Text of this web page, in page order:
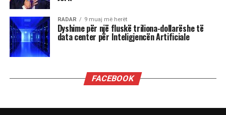
Çdo shenjë do ta ndjejë këtë energji ndryshe nga
përplasjet emocionale të Dashit dhe pasiguritë e
Shigjetarit, te balancimi personal i Peshores dhe
fuqia komunikuese e Ujorit. Por një gjë është e
sigurt: qielli është në lëvizje dhe kush është i
gatshëm të dëgjojë mesazhet e tij, mund të dalë